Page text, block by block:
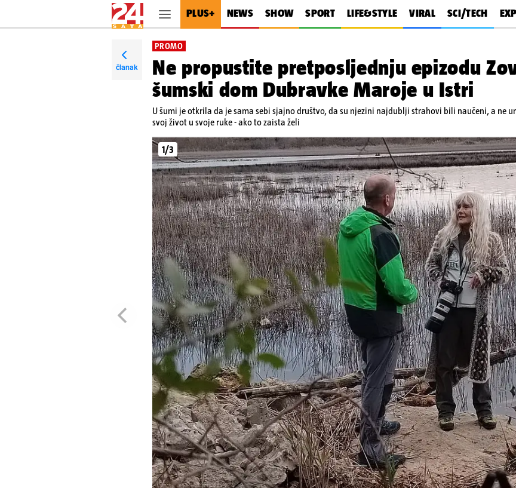
PLUS+ NEWS SHOW SPORT LIFE&STYLE VIRAL SCI/TECH
članak
PROMO
Ne propustite pretposljednju epizodu
šumski dom Dubravke Maroje u Istri
U šumi je otkrila da je sama sebi sjajno društvo, da su njezini najdublji strahovi bili naučeni, a ne
svoj život u svoje ruke - ako to zaista želi
1/3